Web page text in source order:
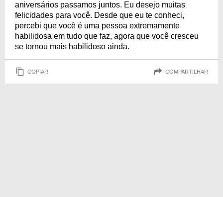
aniversários passamos juntos. Eu desejo muitas
felicidades para você. Desde que eu te conheci,
percebi que você é uma pessoa extremamente
habilidosa em tudo que faz, agora que você cresceu
se tornou mais habilidoso ainda.
COPIAR COMPARTILHAR